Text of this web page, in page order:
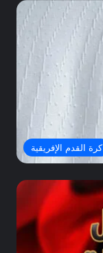
كرة القدم الإفريقية